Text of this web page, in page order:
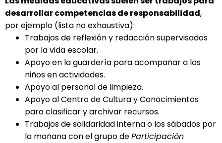
desarrollar competencias de responsabilidad,
por ejemplo (lista no exhaustiva):
Trabajos de reflexión y redacción supervisados
por la vida escolar.
Apoyo en la guardería para acompañar a los
niños en actividades.
Apoyo al personal de limpieza.
Apoyo al Centro de Cultura y Conocimientos
para clasificar y archivar recursos.
Trabajos de solidaridad interna o los sábados por
la mañana con el grupo deParticipación